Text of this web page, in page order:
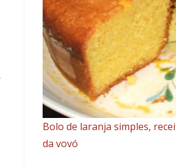
Bolo de laranja simples,
da vovó